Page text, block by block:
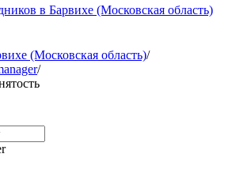
в Барвихе (Московская область)
(Московская область)/
/